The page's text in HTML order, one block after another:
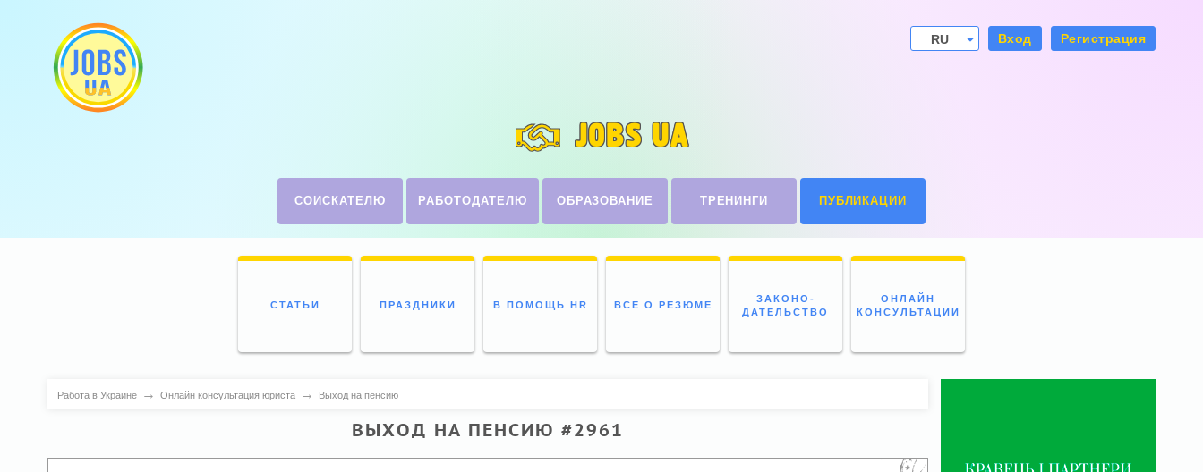
RU
Вход Регистрация
JOBS UA
СОИСКАТЕЛЮ РАБОТОДАТЕЛЮ ОБРАЗОВАНИЕ ТРЕНИНГИ ПУБЛИКАЦИИ
СТАТЬИ ПРАЗДНИКИ В ПОМОЩЬ HR ВСЕ О РЕЗЮМЕ
ЗАКОНО-
ДАТЕЛЬСТВО
ОНЛАЙН
КОНСУЛЬТАЦИИ
Работа в Украине → Онлайн консультация юриста → Выход на пенсию
ВЫХОД НА ПЕНСИЮ #2961